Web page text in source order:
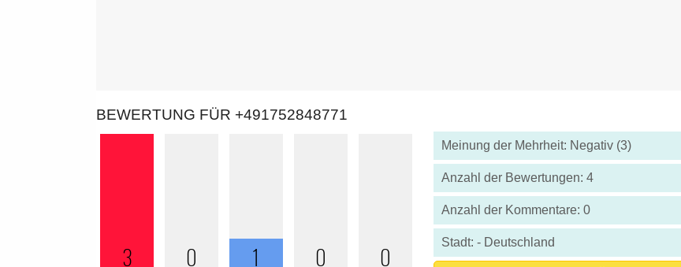
BEWERTUNG FÜR +491752848771
Meinung der Mehrheit: Negativ (3)
Anzahl der Bewertungen: 4
Anzahl der Kommentare: 0
Stadt: - Deutschland